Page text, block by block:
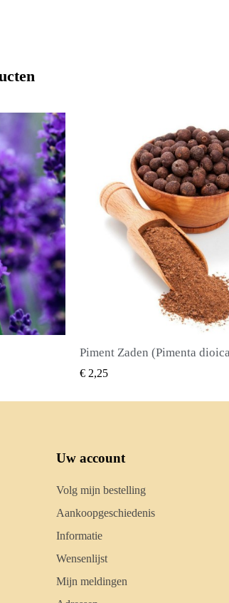
SNEL BEKIJKEN
€ 2,50
Uw account
Volg mijn bestelling
Aankoopgeschiedenis
Informatie
Wensenlijst
Mijn meldingen